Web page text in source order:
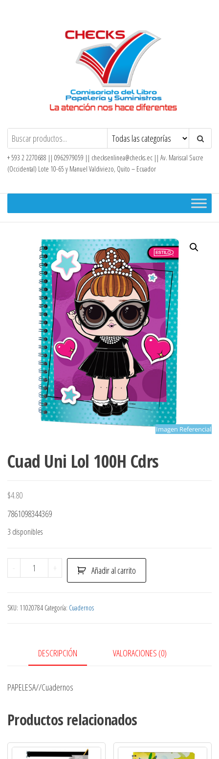
Checks – Tienda en Línea
+ 593 2 2270688 || 0962979059 || checksenlinea@checks.ec || Av. Mariscal Sucre
(Occidental) Lote 10-65 y Manuel Valdiviezo, Quito – Ecuador
Imagen Referencial
Cuad Uni Lol 100H Cdrs
$4.80
7861098344369
3 disponibles
-
Cuad
Uni
100H
+ Añadir al carrito
SKU: 11020784 Categoría: Cuadernos
DESCRIPCIÓN VALORACIONES (0)
PAPELESA//Cuadernos
Productos relacionados